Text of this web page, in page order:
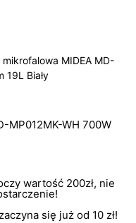
mikrofalowa MIDEA MD-
19L Biały
MP012MK-WH 700W
wartość 200zł, nie
się już od 10 zł!